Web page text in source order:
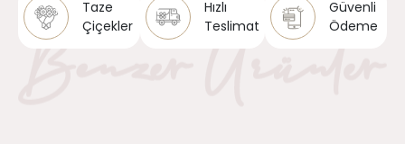
Taze
Çiçekler
Hızlı
Teslimat
Güvenli
Ödeme